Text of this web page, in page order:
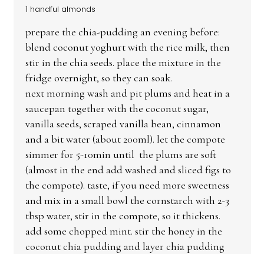
1 handful almonds
prepare the chia-pudding an evening before:
blend coconut yoghurt with the rice milk, then
stir in the chia seeds. place the mixture in the
fridge overnight, so they can soak.
next morning wash and pit plums and heat in a
saucepan together with the coconut sugar,
vanilla seeds, scraped vanilla bean, cinnamon
and a bit water (about 200ml). let the compote
simmer for 5-10min until the plums are soft
(almost in the end add washed and sliced figs to
the compote). taste, if you need more sweetness
and mix in a small bowl the cornstarch with 2-3
tbsp water, stir in the compote, so it thickens.
add some chopped mint. stir the honey in the
coconut chia pudding and layer chia pudding